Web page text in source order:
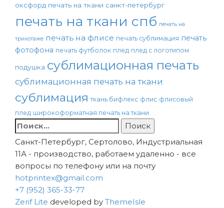
оксфорд печать на ткани санкт-петербург
печать на ткани спб печать на
трикотаже печать на флисе печать сублимация печать
фотофона печать футболок плед плед с логотипом
подушка сублимационная печать
сублимационная печать на ткани
сублимация ткань бифлекс флис флисовый
плед широкоформатная печать на ткани
Найти:
Санкт-Петербург, Сертолово, Индустриальная
11А - производство, работаем удаленно - все
вопросы по телефону или на почту
hotprintex@gmail.com
+7 (952) 365-33-77
Zerif Lite developed by ThemeIsle